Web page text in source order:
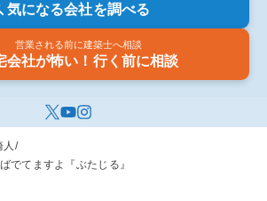
気になる会社を調べる
営業される前に建築士へ相談
会社が怖い！行く前に相談
でてますよ『ぶたじる』